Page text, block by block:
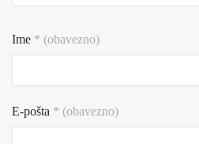
Ime * (obavezno)
E-pošta * (obavezno)